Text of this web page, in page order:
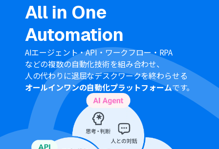
般法人向けプラン（Microsoft365 Business）があり、一
般法人向けプランに加入していない場合には認証に失敗
する可能性があります。
トリガーは5分、10分、15分、30分、60分の間隔で起動
間隔を選択できます。
プランによって最短の起動間隔が異なりますので、ご注意
ください。
LINE WORKSのマイアプリ連携方法はこちらをご参照くだ
さい。
All in One
Automation
AIエージェント・API・ワークフロー・RPA
などの複数の自動化技術を組み合わせ、
人の代わりに退屈なデスクワークを終わらせる
オールインワンの自動化プラットフォームです。